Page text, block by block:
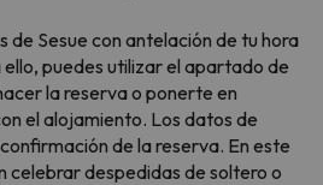
de Sesue con antelación de tu hora
puedes utilizar el apartado de
la reserva o ponerte en
el alojamiento. Los datos de
de la reserva. En este
celebrar despedidas de soltero o